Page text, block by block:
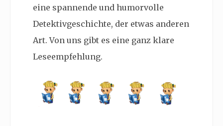
eine spannende und humorvolle
Detektivgeschichte, der etwas anderen
Art. Von uns gibt es eine ganz klare
Leseempfehlung.